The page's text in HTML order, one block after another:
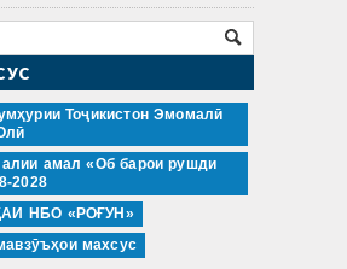
Тоҷикистон Эмомалӣ
амал «Об барои рушди
2028
НБО «РОҒУН»
махсус